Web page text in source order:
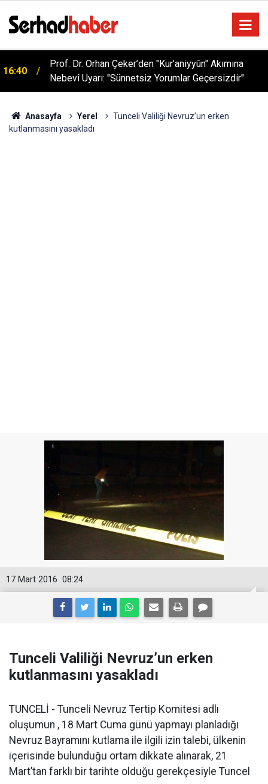
16:40
Prof. Dr. Orhan Çeker’den "Kur’aniyyûn" Akımına
Nebevî Uyarı: "Sünnetsiz Yorumlar Geçersizdir"
Anasayfa Yerel
Tunceli Valiliği Nevruz’un erken
kutlanmasını yasakladı
08:24
17 Mart 2016
Tunceli Valiliği Nevruz’un erken
kutlanmasını yasakladı
TUNCELİ - Tunceli Nevruz Tertip Komitesi adlı
oluşumun , 18 Mart Cuma günü yapmayı planladığı
Nevruz Bayramını kutlama ile ilgili izin talebi, ülkenin
içerisinde bulunduğu ortam dikkate alınarak, 21
Mart’tan farklı bir tarihte olduğu gerekçesiyle Tuncel